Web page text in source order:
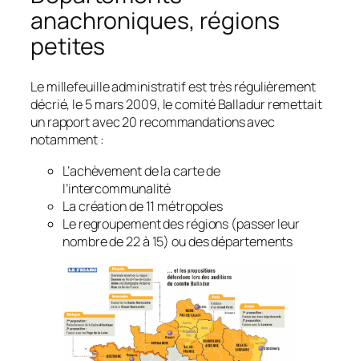
anachroniques, régions
petites
Le millefeuille administratif est très régulièrement
décrié, le 5 mars 2009, le comité Balladur remettait
un rapport avec 20 recommandations avec
notamment :
L’achèvement de la carte de
l’intercommunalité
La création de 11 métropoles
Le regroupement des régions (passer leur
nombre de 22 à 15) ou des départements